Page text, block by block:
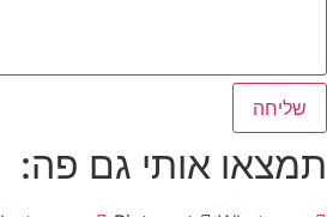
שליחה
תמצאו אותי גם פה: